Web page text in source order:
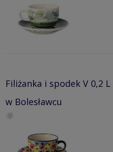
Filiżanka i spodek V 0,2
w Bolesławcu